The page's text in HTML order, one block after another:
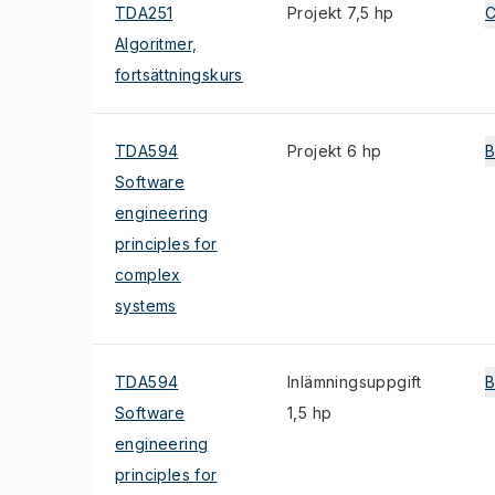
TDA251
Algoritmer,
fortsättningskurs
Projekt 7,5 hp C
TDA594
Software
engineering
principles for
complex
systems
Projekt 6 hp
TDA594
Software
engineering
principles for
Inlämningsuppgift
1,5 hp